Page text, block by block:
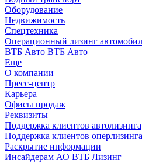
Оборудование
Недвижимость
Спецтехника
Операционный лизинг
ВТБ Авто ВТБ Авто
Еще
О компании
Пресс-центр
Карьера
Офисы продаж
Реквизиты
Поддержка клиентов автолизинга
Поддержка клиентов оперлизинга
Раскрытие информации
Инсайдерам АО ВТБ Лизинг